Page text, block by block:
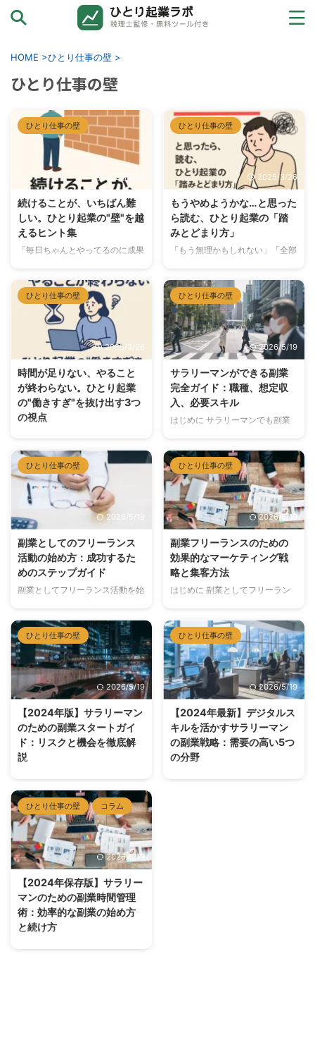
カテゴリーから探す
お金と確定申告
売上ゼロ→初受注
ひとり起業の壁
ツールと外注
法人化→その先へ
HOME >ひとり仕事の壁 >
ひとり仕事の壁
ひとり仕事の壁
2025/3/26
続けることが、いちばん難
しい。ひとり起業の"壁"を越
えるヒント集
「毎日ちゃんとやってるのに成果
に大丈夫なのかな…」「誰にも相
談できない不安を抱えている」
開業して3ヶ月〜1年ほど経つ
と、ほとんどすべてのひとり起業
家が**"見えない壁"**にぶつかり
ます。これは成長の通過点であ
り、乗り越えられる壁です。 こ
のページでは、モチベーションの
低下、孤独、不安、時間不足、や
めたくなる気持ちに向き合うため
の4ステップをまとめました。ど
使える具体的なヒントを集めてい
ます。 ひとり起業の壁と成長 ...
ひとり仕事の壁
2025/3/26
もうやめようかな…と思った
ら読む、ひとり起業の「踏
みとどまり方」
「もう無理かもしれない」「全部
間違ってたのかな」起業している
と、そんな思いが突然襲ってくる
日が必ずやってきます。 この記
事では、筆者自身やまわりの起業
仲間が"やめたくなった日"に救わ
れた言葉や行動を、そっと共有し
ます。一人で抱え込まないため
に、ぜひ参考にしてください。
① 「やめたい」はダメじゃな
い。むしろ正常 やめたくなるの
は、ちゃんと行動してきた証拠で
んばって、頑張って、それでも成
果が出ない。そんなときに、心と
体 ...
ひとり仕事の壁
2025/3/26
時間が足りない、やること
が終わらない。ひとり起業
の"働きすぎ"を抜け出す3つ
の視点
があっという間に終わってしま
う」「毎日働いてるのに、なかな
か成果が見えない」「24時間あ
っても足りないと感じる日々…」
このような悩みを抱えていません
か？実は起業して半年ほど経つ
と、多くの人が**"ひとりで全部
回しすぎて限界"**を感じはじめ
ます。 でも安心してください。
これはほとんどの個人事業主が通
る道です。この記事では、実際に
えるための3つの視点をご紹介し
ます。 ① "全部自分でやる前
提"をやめてみる ひとり起 ...
ひとり仕事の壁
2026/5/19
サラリーマンができる副業
完全ガイド：職種、想定収
入、必要スキル
はじめに サラリーマンでも副業
記事では、サラリーマンが取り組
める様々な副業について、職種、
想定収入、必要スキルをわかりや
すく解説します。 1. ライティン
グ（Webライター） 職種の概要
Webライターは、ブログ記事や商
品レビュー、SEO対策記事などを
執筆する仕事です。専門知識が求
められる場合もありますが、初心
者でも取り組みやすい副業の一つ
1記事あたり5,000円〜20,0 ...
ひとり仕事の壁
2026/5/19
副業としてのフリーランス
活動の始め方：成功するた
めのステップガイド
副業としてフリーランス活動を始
この記事では、初心者でも実践し
やすい具体的なステップを紹介
し、成功を目指すためのアドバイ
スを提供します。 適切な分野の
選定 副業としてのフリーランス
活動を始めるにあたり、自身のス
キルや専門知識を活かせる分野を
選定することが重要です。 自分
の得意な分野を見極める 自分が
得意とするスキルや知識を基に、
ライティング、翻訳、デジタルマ
ーケティングなど。 市場の需要
と ...
ひとり仕事の壁
2026/5/19
副業フリーランスのための
効果的なマーケティング戦
略と集客方法
はじめに 副業としてフリーラン
く絶好の機会です。しかし、クラ
イアントを獲得するためには効果
的なマーケティング戦略が不可欠
です。本記事では、フリーランス
として成功するためのマーケティ
ング手法や集客方法について詳し
く解説します。 SNSを活用した
マーケティング プラットフォー
ムの選定 SNSは、ターゲットと
なるクライアントにリーチするた
ひとり仕事の壁
2026/5/19
【2024年版】サラリーマン
のための副業スタートガイ
ド：リスクと機会を徹底解
説
ラリーマンが増加しています。副
業は追加収入を得る機会を提供し
ますが、同時にリスクも伴いま
す。本ガイドでは、副業を始める
際に知っておくべき重要なポイン
トを解説します。 副業を始める
規則の確認：多くの企業が副業に
関する規定を設けています 上司
への報告：必要に応じて上司や人
事部門に相談しましょう 競業避
ひとり仕事の壁
2026/5/19
【2024年最新】デジタルス
キルを活かすサラリーマン
の副業戦略：需要の高い5つ
の分野
ひとり仕事の壁 コラム
2026/5/19
【2024年保存版】サラリー
マンのための副業時間管理
術：効率的な副業の始め方
と続け方